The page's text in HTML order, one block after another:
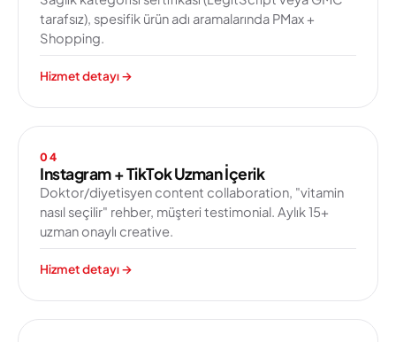
tarafsız), spesifik ürün adı aramalarında PMax +
Shopping.
Hizmet detayı→
04
Instagram + TikTok Uzman İçerik
Doktor/diyetisyen content collaboration, "vitamin
nasıl seçilir" rehber, müşteri testimonial. Aylık 15+
uzman onaylı creative.
Hizmet detayı→